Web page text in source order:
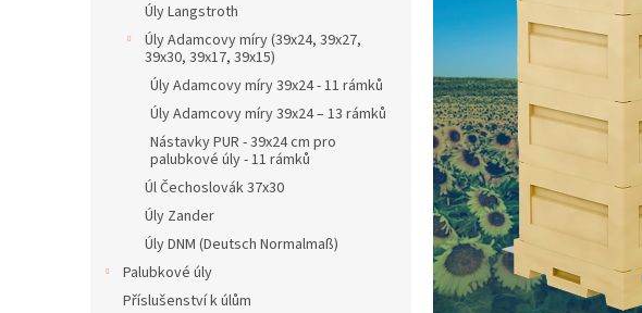
Úly Langstroth
Úly Adamcovy míry (39x24, 39x27,
39x30, 39x17, 39x15)
Úly Adamcovy míry 39x24 - 11 rámků
Úly Adamcovy míry 39x24 – 13 rámků
Nástavky PUR - 39x24 cm pro
palubkové úly - 11 rámků
Úl Čechoslovák 37x30
Úly Zander
Úly DNM (Deutsch Normalmaß)
Palubkové úly
Příslušenství k úlům
n
ý
ú
l
p
r
o
s
p